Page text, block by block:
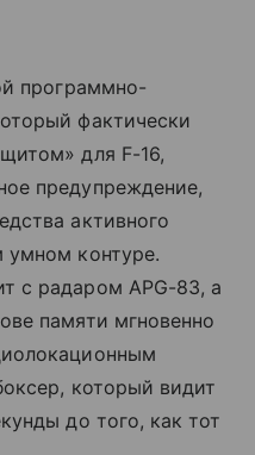
программно-
фактически
для F-16,
предупреждение,
активного
умном контуре.
с радаром APG-83, а
памяти мгновенно
который видит
до того, как тот